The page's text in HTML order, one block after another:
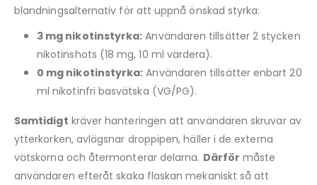
blandningsalternativ för att uppnå önskad styrka:
3 mg nikotinstyrka: Användaren tillsätter 2 stycken
nikotinshots (18 mg, 10 ml vardera).
0 mg nikotinstyrka: Användaren tillsätter enbart 20
ml nikotinfri basvätska (VG/PG).
Samtidigt kräver hanteringen att användaren skruvar av
ytterkorken, avlägsnar droppipen, häller i de externa
vätskorna och återmonterar delarna. Därför måste
användaren efteråt skaka flaskan mekaniskt så att